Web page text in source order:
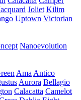
Joliet Kilim
Uptown Victorian
Nanoevolution
Ama Antico
Aurora Bellagio
Calacatta Camelot